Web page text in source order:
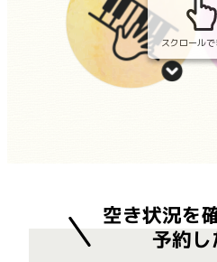
スクロール
空き状況を
予約し